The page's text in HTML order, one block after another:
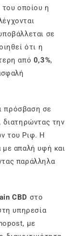
του οποίου η
σε
ότι η
από 0,3%,
πρόσβαση σε
διατηρώντας την
του Ριφ. Η
με απαλή υφή και
παράλληλα
CBD στο
υπηρεσία
με